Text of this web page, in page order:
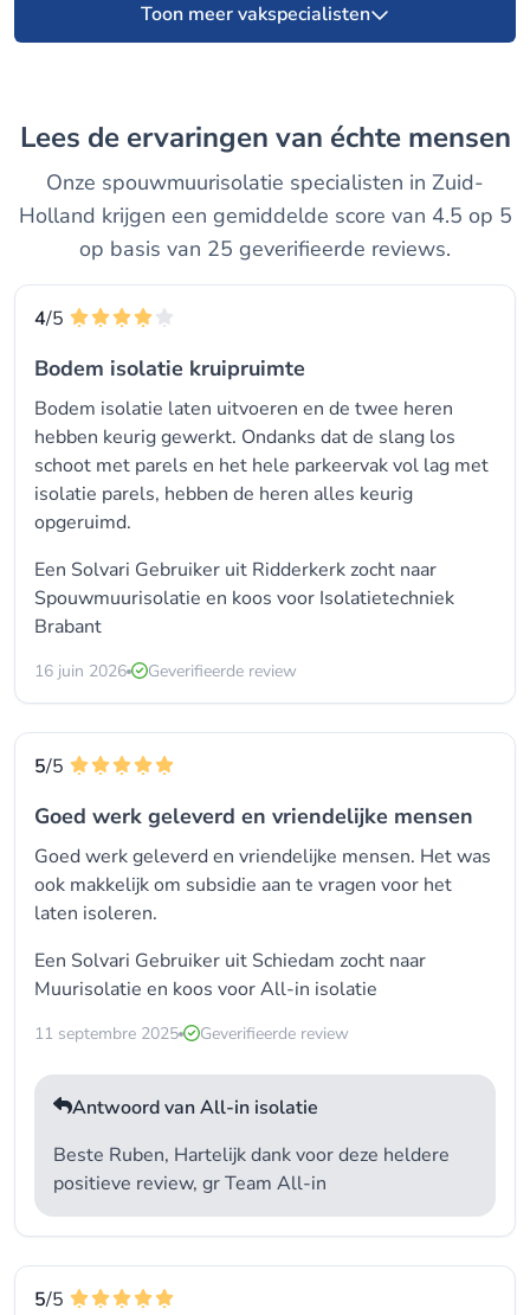
Toon meer vakspecialisten
Lees de ervaringen van échte mensen
Onze spouwmuurisolatie specialisten in Zuid-
Holland krijgen een gemiddelde score van 4.5 op 5
op basis van 25 geverifieerde reviews.
4/5
Bodem isolatie kruipruimte
Bodem isolatie laten uitvoeren en de twee heren
hebben keurig gewerkt. Ondanks dat de slang los
schoot met parels en het hele parkeervak vol lag met
isolatie parels, hebben de heren alles keurig
opgeruimd.
Een Solvari Gebruiker uit Ridderkerk zocht naar
Spouwmuurisolatie en koos voor Isolatietechniek
Brabant
16 juin 2026 Geverifieerde review
5/5
Goed werk geleverd en vriendelijke mensen
Goed werk geleverd en vriendelijke mensen. Het was
ook makkelijk om subsidie aan te vragen voor het
laten isoleren.
Een Solvari Gebruiker uit Schiedam zocht naar
Muurisolatie en koos voorAll-in isolatie
11 septembre 2025 Geverifieerde review
Antwoord van All-in isolatie
Beste Ruben, Hartelijk dank voor deze heldere
positieve review, gr Team All-in
5/5